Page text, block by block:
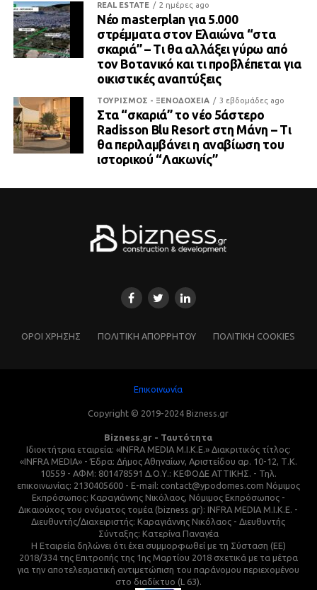
REAL ESTATE 2 ημέρες ago
Νέο masterplan για 5.000
στρέμματα στον Ελαιώνα “στα
σκαριά” – Τι θα αλλάξει γύρω από
τον Βοτανικό και τι προβλέπεται για
οικιστικές αναπτύξεις
ΤΟΥΡΙΣΜΟΣ - ΞΕΝΟΔΟΧΕΙΑ 3 εβδομάδες ago
Στα “σκαριά” το νέο 5άστερο
Radisson Blu Resort στη Μάνη – Τι
θα περιλαμβάνει η αναβίωση του
ιστορικού “Λακωνίς”
ΌΡΟΙ ΧΡΗΣΗΣ ΠΟΛΙΤΙΚΗ ΑΠΟΡΡΗΤΟΥ ΠΟΛΙΤΙΚΗ COOKIES
Επικοινωνία
Copyright © 2019-2024 Bizness.gr
Bizness.gr - Ταυτότητα
Ιδιοκτήτρια εταιρεία: «INFRA MEDIA M.I.K.E.» Διακριτικός τίτλος:
«INFRA MEDIA» - Έδρα: Δήμος Αθηναίων, Αριστείδου αρ. 10-12, Τ.Κ.
10559 - ΑΦΜ: 801478591 Δ.Ο.Υ.: ΚΕΦΟΔΕ ΑΤΤΙΚΗΣ. - Τηλ.
επικοινωνίας: 2130405600 - E-mail: contact@ypodomes.com Νόμιμος
Εκπρόσωπος: Καραγιάννης Νικόλαος, Νόμιμος Εκπρόσωπος -
Δικαιούχος του ονόματος τομέα (bizness.gr): INFRA MEDIA M.I.K.E. -
Διευθυντής/Διαχειριστής: Καραγιάννης Νικόλαος - Διευθυντής
Σύνταξης: Κατερίνα Παναγέα
Η Εταιρεία δηλώνει ότι έχει συμμορφωθεί με τη Σύσταση (ΕΕ)
2018/334 της Επιτροπής της 1ης Μαρτίου 2018 σχετικά με τα μέτρα
για την αποτελεσματική αντιμετώπιση του παράνομου περιεχομένου
στο διαδίκτυο (L 63).